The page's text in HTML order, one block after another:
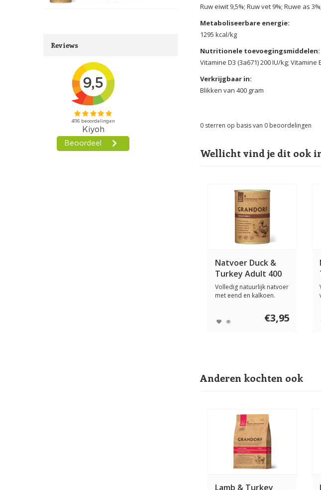
Reviews
Ruw eiwit 9,5%; Ruw vet 9%; Ruwe as
Metaboliseerbare energie:
1295 kcal/kg
Nutritionele toevoegingsmiddelen:
Vitamine D3 (3a671) 200 IU/kg; Vitamine
Verkrijgbaar in:
Blikken van 400 gram
0 sterren op basis van 0 beoordelingen
Wellicht vind je dit ook
Natvoer Duck &
Turkey Adult 400
gram
Volledig natuurlijk natvoer
met eend en kalkoen.
€3,95
Anderen kochten ook
Lamb & Turkey